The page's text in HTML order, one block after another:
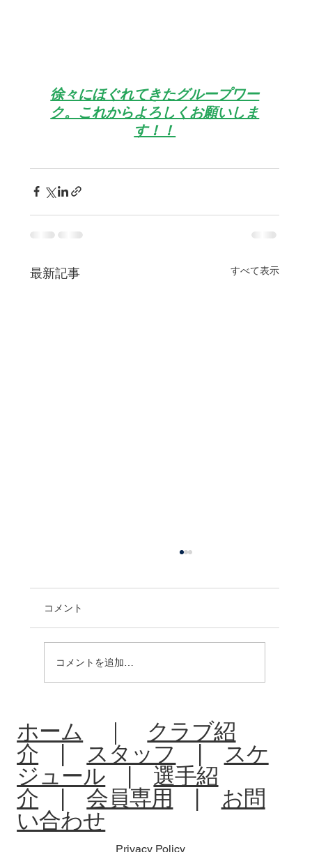
徐々にほぐれてきたグループワー
ク。これからよろしくお願いしま
す！！
最新記事 すべて表示
コメント
コメントを追加…
ホーム ｜ クラブ紹
介
スタッフ
スケ
ジュール
選手紹
介 |会員専用
お問
い合わせ
Privacy Policy